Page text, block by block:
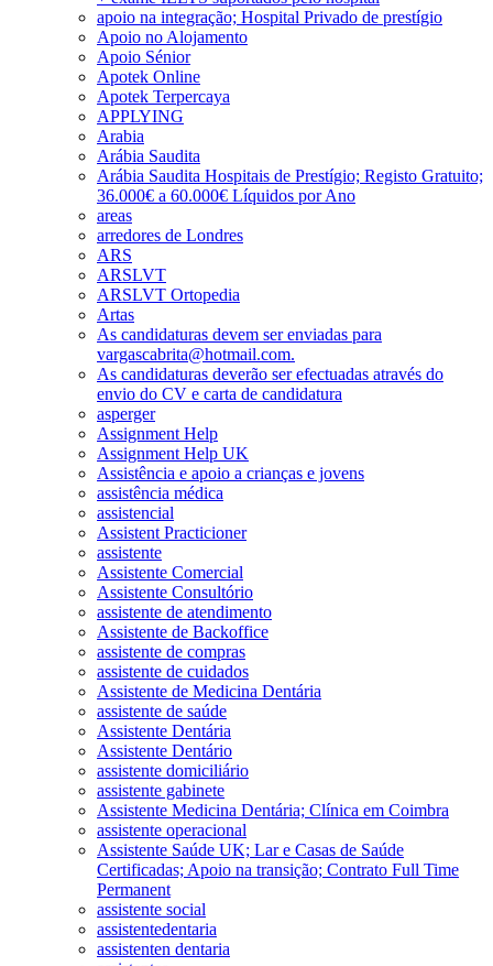
apoio na integração; Hospital Privado de prestígio
Apoio no Alojamento
Apoio Sénior
Apotek Online
Apotek Terpercaya
APPLYING
Arabia
Arábia Saudita
Arábia Saudita Hospitais de Prestígio; Registo Gratuito;
36.000€ a 60.000€ Líquidos por Ano
areas
arredores de Londres
ARS
ARSLVT
ARSLVT Ortopedia
Artas
As candidaturas devem ser enviadas para
vargascabrita@hotmail.com.
As candidaturas deverão ser efectuadas através do
envio do CV e carta de candidatura
asperger
Assignment Help
Assignment Help UK
Assistência e apoio a crianças e jovens
assistência médica
assistencial
Assistent Practicioner
assistente
Assistente Comercial
Assistente Consultório
assistente de atendimento
Assistente de Backoffice
assistente de compras
assistente de cuidados
Assistente de Medicina Dentária
assistente de saúde
Assistente Dentária
Assistente Dentário
assistente domiciliário
assistente gabinete
Assistente Medicina Dentária; Clínica em Coimbra
assistente operacional
Assistente Saúde UK; Lar e Casas de Saúde
Certificadas; Apoio na transição; Contrato Full Time
Permanent
assistente social
assistentedentaria
assistenten dentaria